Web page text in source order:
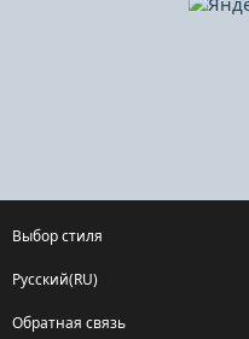
Выбор стиля
Русский(RU)
Обратная связь